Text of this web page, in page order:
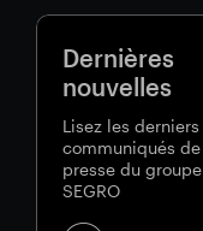
Dernières
nouvelles
Lisez les derniers
communiqués de
presse du groupe
SEGRO